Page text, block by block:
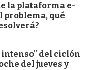
la plataforma e-
problema, qué
del ciclón
del jueves y